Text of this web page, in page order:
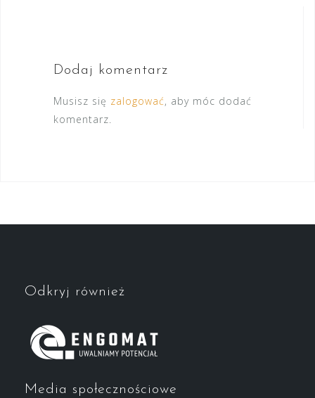
Dodaj komentarz
Musisz się zalogować, aby móc dodać
komentarz.
Odkryj również
Media społecznościowe